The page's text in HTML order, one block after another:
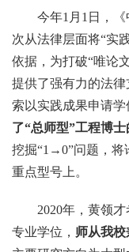
今年1月1日，
次从法律层面将“实
依据，为打破“唯论
提供了强有力的法
索以实践成果申请学
了“总师型”工程博
挖掘“1→0”问题，将
重点型号上。
2020年，黄领
专业学位， 师从我